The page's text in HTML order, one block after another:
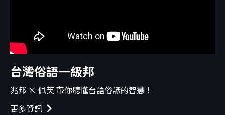
台灣俗語一級邦
兆邦 × 佩芙 帶你聽懂台語俗諺的智慧！
更多資訊